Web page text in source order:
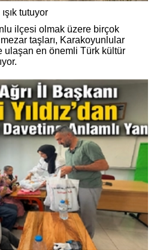
tutuyor
ilçesi olmak üzere birçok
taşları, Karakoyunlular
ulaşan en önemli Türk kültür